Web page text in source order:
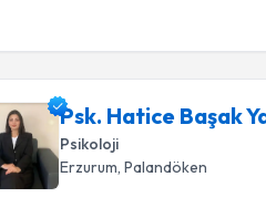
Psk. Hatice Başak
Psikoloji
Erzurum, Palandöken